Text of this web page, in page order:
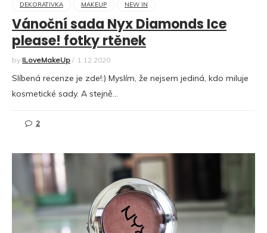
DEKORATIVKA MAKEUP NEW IN
Vánoční sada Nyx Diamonds Ice
please! fotky rtěnek
by ILoveMakeUp / 1.12.2020
Slíbená recenze je zde!:) Myslím, že nejsem jediná, kdo miluje
kosmetické sady. A stejně…
2